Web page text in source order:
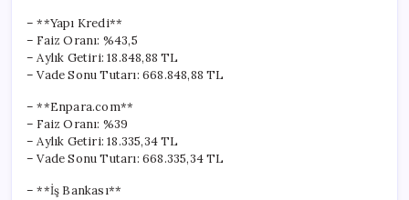
– **Yapı Kredi**
– Faiz Oranı: %43,5
– Aylık Getiri: 18.848,88 TL
– Vade Sonu Tutarı: 668.848,88 TL
– **Enpara.com**
– Faiz Oranı: %39
– Aylık Getiri: 18.335,34 TL
– Vade Sonu Tutarı: 668.335,34 TL
– **İş Bankası**